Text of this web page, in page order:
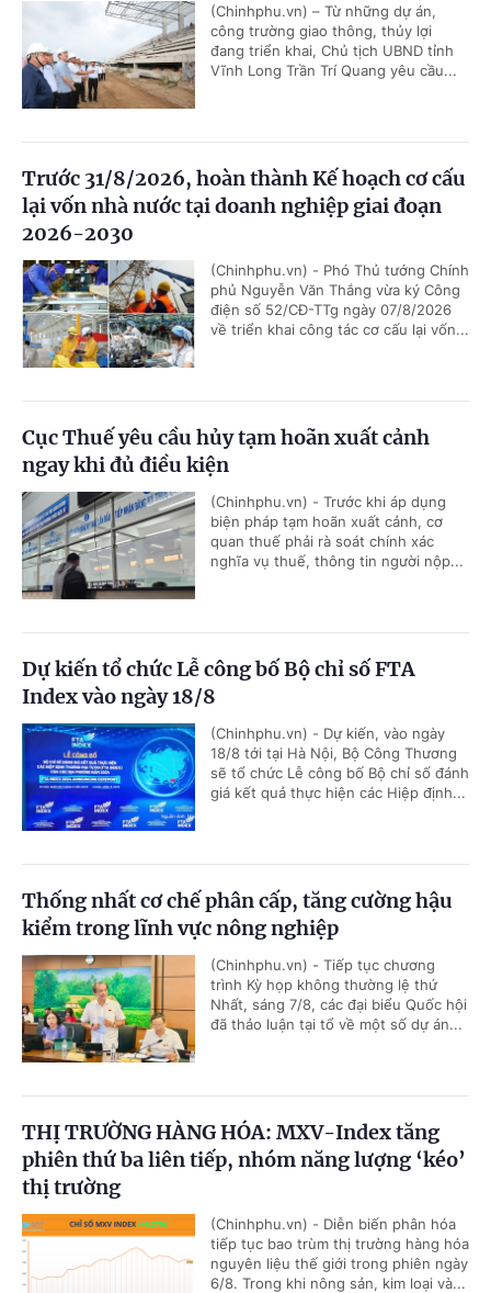
(Chinhphu.vn) – Từ những dự án,
công trường giao thông, thủy lợi
đang triển khai, Chủ tịch UBND tỉnh
Vĩnh Long Trần Trí Quang yêu cầu...
Trước 31/8/2026, hoàn thành Kế hoạch cơ cấu
lại vốn nhà nước tại doanh nghiệp giai đoạn
2026-2030
(Chinhphu.vn) - Phó Thủ tướng Chính
phủ Nguyễn Văn Thắng vừa ký Công
điện số 52/CĐ-TTg ngày 07/8/2026
về triển khai công tác cơ cấu lại vốn...
Cục Thuế yêu cầu hủy tạm hoãn xuất cảnh
ngay khi đủ điều kiện
(Chinhphu.vn) - Trước khi áp dụng
biện pháp tạm hoãn xuất cảnh, cơ
quan thuế phải rà soát chính xác
nghĩa vụ thuế, thông tin người nộp...
Dự kiến tổ chức Lễ công bố Bộ chỉ số FTA
Index vào ngày 18/8
(Chinhphu.vn) - Dự kiến, vào ngày
18/8 tới tại Hà Nội, Bộ Công Thương
sẽ tổ chức Lễ công bố Bộ chỉ số đánh
giá kết quả thực hiện các Hiệp định...
Thống nhất cơ chế phân cấp, tăng cường hậu
kiểm trong lĩnh vực nông nghiệp
(Chinhphu.vn) - Tiếp tục chương
trình Kỳ họp không thường lệ thứ
Nhất, sáng 7/8, các đại biểu Quốc hội
đã thảo luận tại tổ về một số dự án...
THỊ TRƯỜNG HÀNG HÓA: MXV-Index tăng
phiên thứ ba liên tiếp, nhóm năng lượng ‘kéo’
thị trường
(Chinhphu.vn) - Diễn biến phân hóa
tiếp tục bao trùm thị trường hàng hóa
nguyên liệu thế giới trong phiên ngày
6/8. Trong khi nông sản, kim loại và...